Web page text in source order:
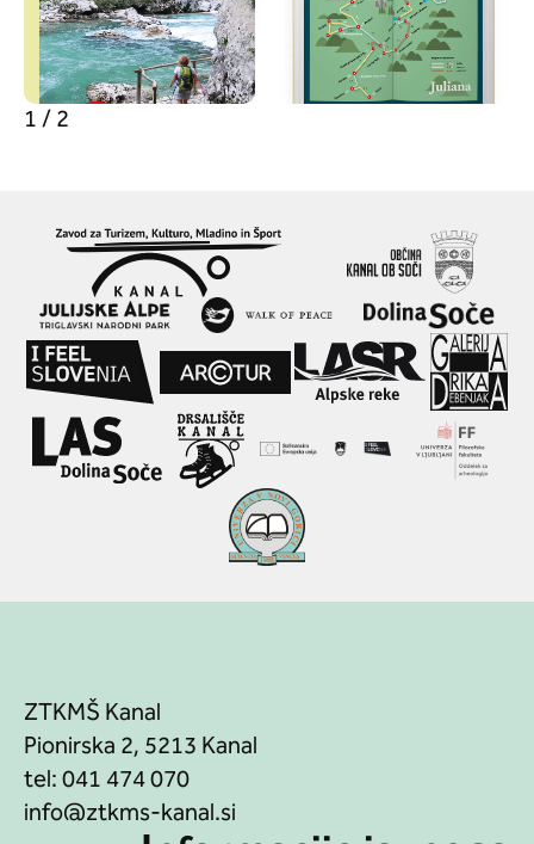
1 / 2
ZTKMŠ Kanal
Pionirska 2, 5213 Kanal
tel:041 474 070